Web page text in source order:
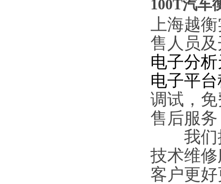
100T汽车
上海越
售人员
电子分
电子平
调试，
售后服
我们拥
技术维
客户更